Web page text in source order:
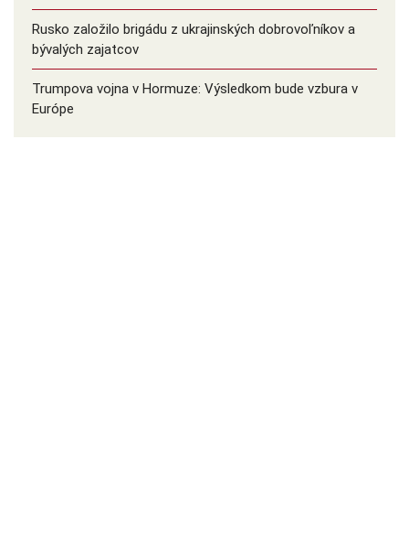
Rusko založilo brigádu z ukrajinských dobrovoľníkov a
bývalých zajatcov
Trumpova vojna v Hormuze: Výsledkom bude vzbura v
Európe